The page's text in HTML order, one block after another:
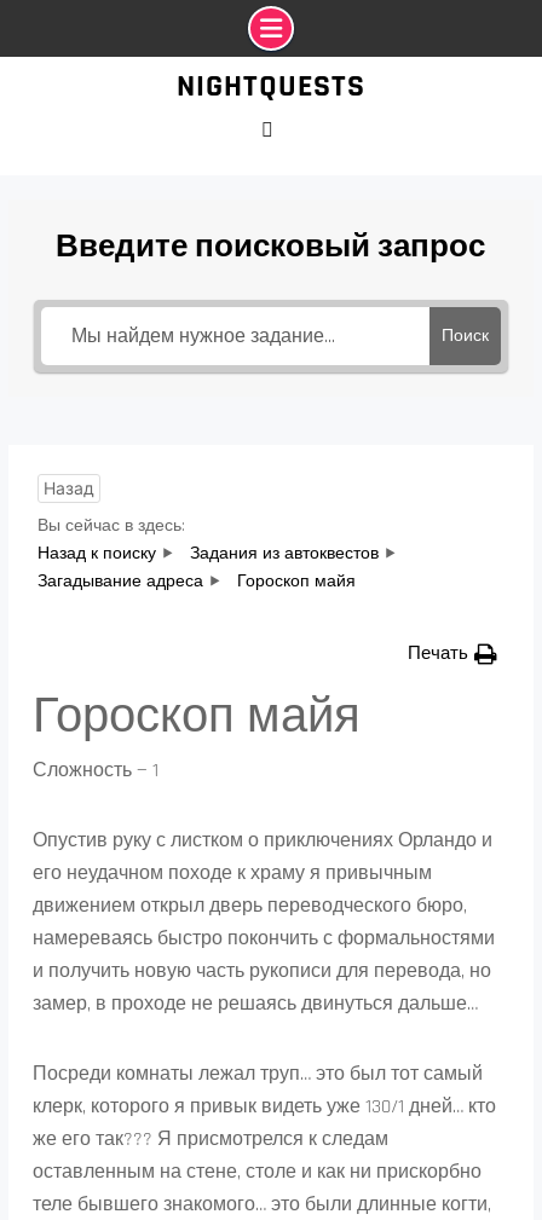
NIGHTQUESTS
Введите поисковый запрос
Поиск
Назад
Вы сейчас в здесь:
Назад к поиску
Задания из автоквестов
Загадывание адреса
Гороскоп майя
Печать
Гороскоп майя
Сложность — 1
Опустив руку с листком о приключениях Орландо и
его неудачном походе к храму я привычным
движением открыл дверь переводческого бюро,
намереваясь быстро покончить с формальностями
и получить новую часть рукописи для перевода, но
замер, в проходе не решаясь двинуться дальше…
Посреди комнаты лежал труп… это был тот самый
клерк, которого я привык видеть уже 130/1 дней… кто
же его так??? Я присмотрелся к следам
оставленным на стене, столе и как ни прискорбно
теле бывшего знакомого… это были длинные когти,